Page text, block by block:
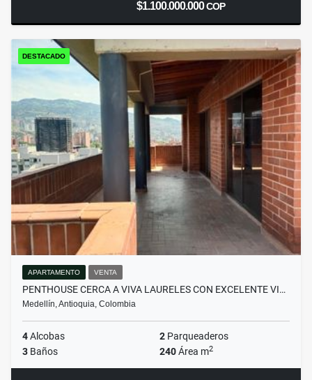
$1.100.000.000COP
DESTACADO
APARTAMENTO VENTA
PENTHOUSE CERCA A VIVA LAURELES CON EXCELENTE VI…
Medellín, Antioquia, Colombia
4Alcobas 2 Parqueaderos
3 Baños 240Área m2